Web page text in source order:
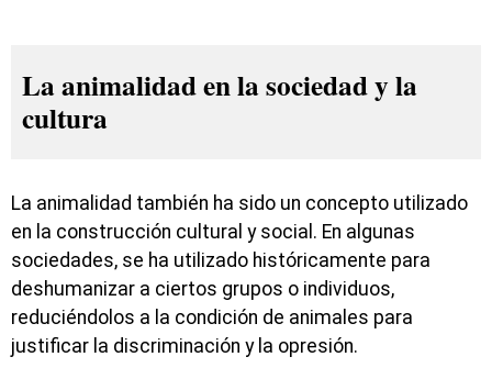
La animalidad en la sociedad y la
cultura
La animalidad también ha sido un concepto utilizado
en la construcción cultural y social. En algunas
sociedades, se ha utilizado históricamente para
deshumanizar a ciertos grupos o individuos,
reduciéndolos a la condición de animales para
justificar la discriminación y la opresión.